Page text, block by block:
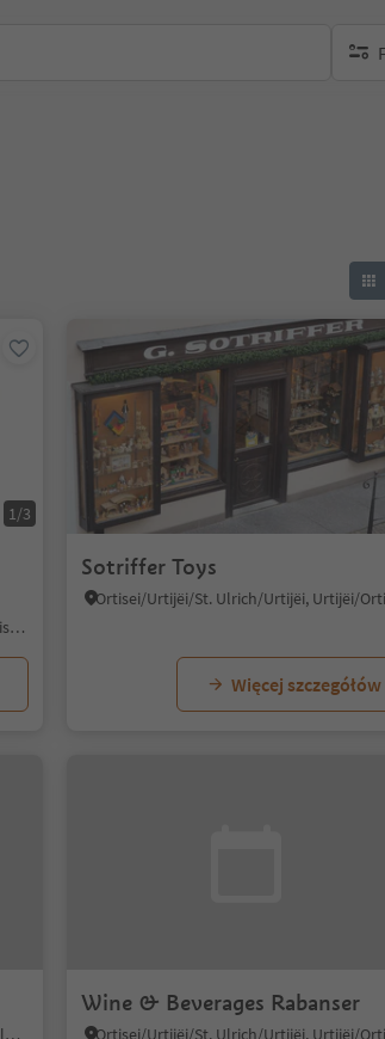
1/3
Ortisei/Urtijëi/St. Ulrich/Urtijëi, Urtijëi/Ortisei, Dolomites Region Val Gardena
Sotriffer Toys
Więcej szczegółów
Selva/Sëlva/Wolkenstein/Sëlva, Sëlva/Selva di Val Gardena, Dolomites Region Val Gardena
Wine & Beverages Rabanser